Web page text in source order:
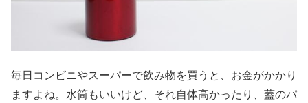
毎日コンビニやスーパーで飲み物を買うと、お金がかかり
ますよね。水筒もいいけど、それ自体高かったり、蓋のパ